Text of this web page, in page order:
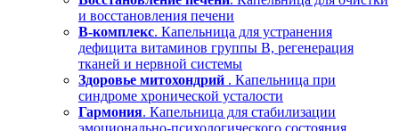
и восстановления печени
В-комплекс. Капельница для устранения
дефицита витаминов группы В, регенерация
тканей и нервной системы
Здоровье митохондрий . Капельница при
синдроме хронической усталости
Гармония. Капельница для стабилизации
эмоционально-психологического состояния